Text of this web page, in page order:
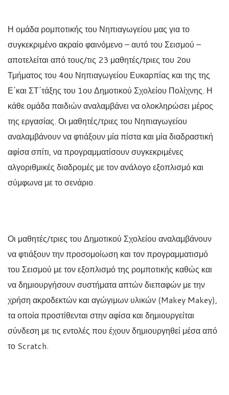
Η ομάδα ρομποτικής του Νηπιαγωγείου μας για το
συγκεκριμένο ακραίο φαινόμενο – αυτό του Σεισμού –
αποτελείται από τους/τις 23 μαθητές/τριες του 2ου
Τμήματος του 4ου Νηπιαγωγείου Ευκαρπίας και της της
Ε΄και ΣΤ΄τάξης του 1ου Δημοτικού Σχολείου Πολίχνης. Η
κάθε ομάδα παιδιών αναλαμβάνει να ολοκληρώσει μέρος
της εργασίας. Οι μαθητές/τριες του Νηπιαγωγείου
αναλαμβάνουν να φτιάξουν μία πίστα και μία διαδραστική
αφίσα σπίτι, να προγραμματίσουν συγκεκριμένες
αλγοριθμικές διαδρομές με τον ανάλογο εξοπλισμό και
σύμφωνα με το σενάριο.
Οι μαθητές/τριες του Δημοτικού Σχολείου αναλαμβάνουν
να φτιάξουν την προσομοίωση και τον προγραμματισμό
του Σεισμού με τον εξοπλισμό της ρομποτικής καθώς και
να δημιουργήσουν συστήματα απτών διεπαφών με την
χρήση ακροδεκτών και αγώγιμων υλικών (Makey Makey),
τα οποία προστίθενται στην αφίσα και δημιουργείται
σύνδεση με τις εντολές που έχουν δημιουργηθεί μέσα από
το Scratch.